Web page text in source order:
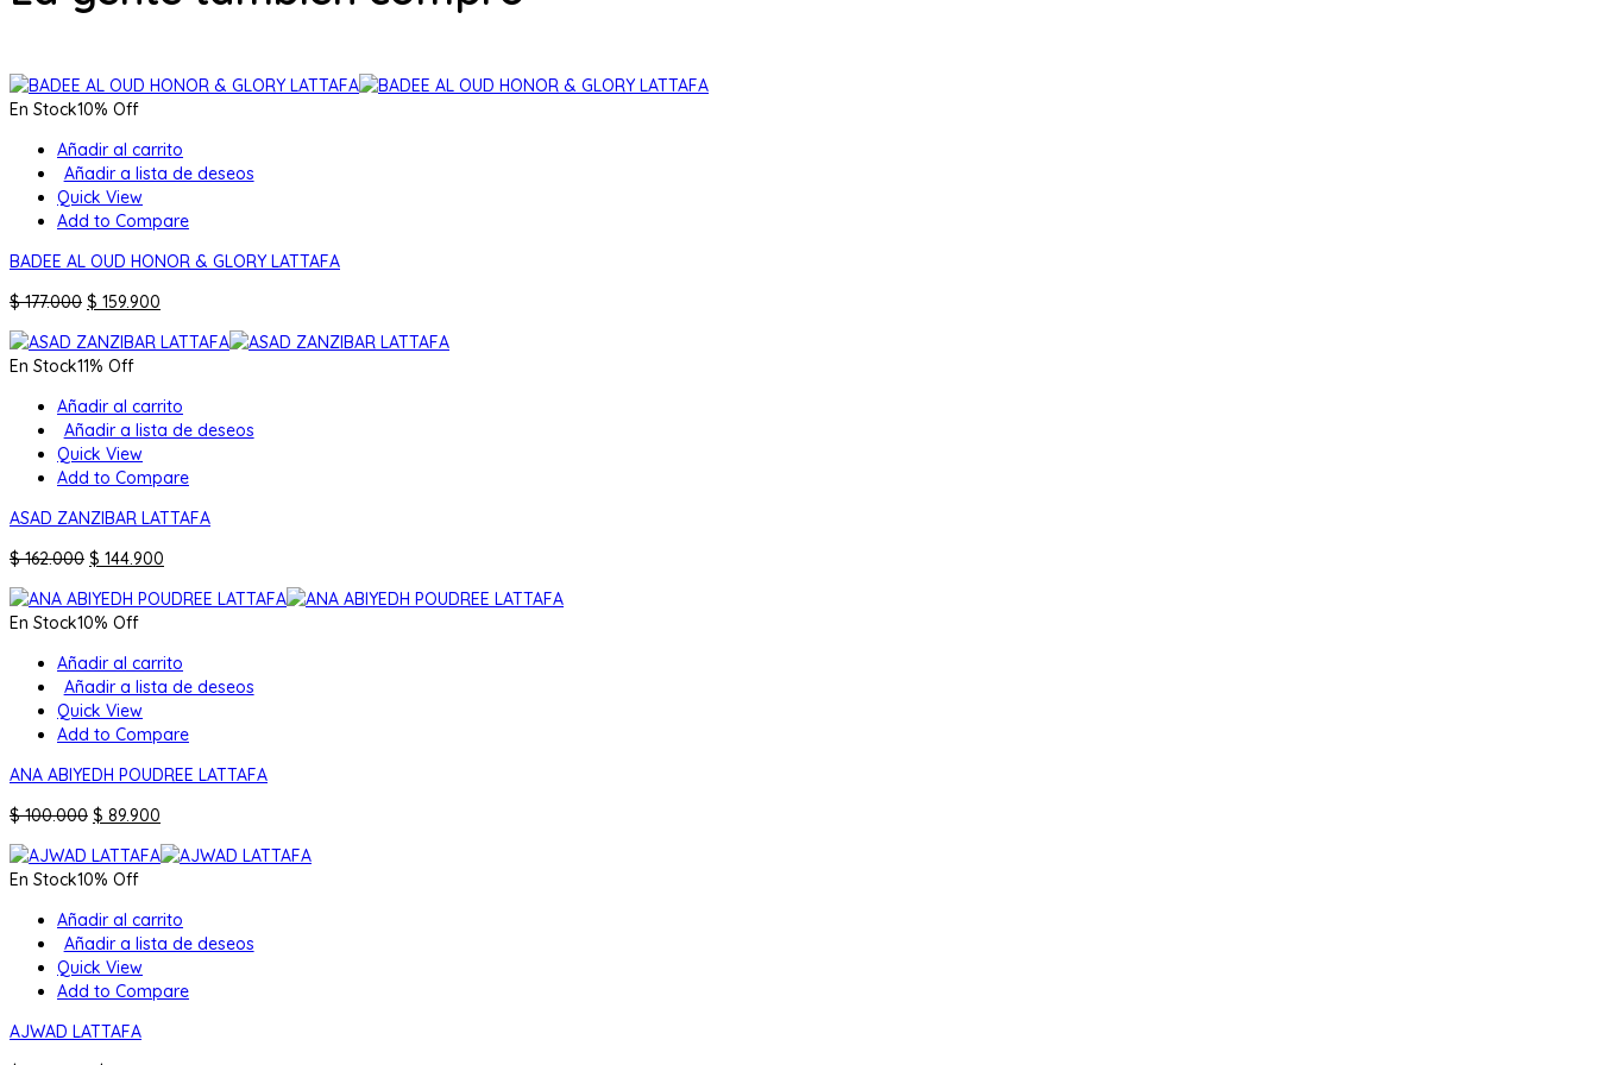
En Stock10% Off
Añadir al carrito
Añadir a lista de deseos
Quick View
Add to Compare
BADEE AL OUD HONOR & GLORY LATTAFA
$177.000 El
original
era:
$ 177.000.
$ 159.900
actual
$ 159.900.
En Stock11% Off
Añadir al carrito
Añadir a lista de deseos
Quick View
Add to Compare
ASAD ZANZIBAR LATTAFA
$162.000 El
original
era:
$ 162.000.
$ 144.900
actual
$ 144.900.
En Stock10% Off
Añadir al carrito
Añadir a lista de deseos
Quick View
Add to Compare
ANA ABIYEDH POUDREE LATTAFA
$100.000 El
original
era:
$ 100.000.
$ 89.900
actual
$ 89.900.
En Stock10% Off
Añadir al carrito
Añadir a lista de deseos
Quick View
Add to Compare
AJWAD LATTAFA